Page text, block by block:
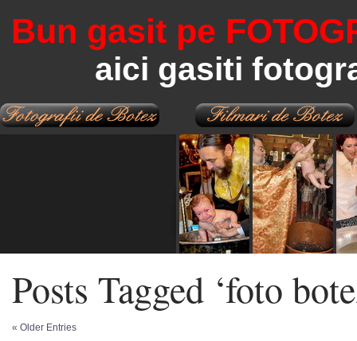
Bun gasit pe
aici gasiti
Posts Tagged ‘foto
« Older Entries